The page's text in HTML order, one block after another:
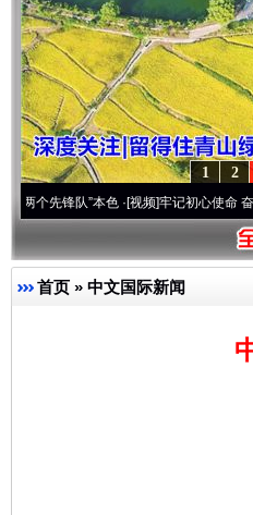
2
1
队”本色·[视频]牢记初心使命 奋进复兴征
首页 » 中文国际新闻